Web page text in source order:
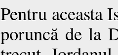
Pentru aceasta
poruncă de la